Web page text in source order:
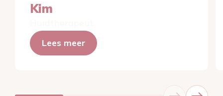
Kim
Lees meer